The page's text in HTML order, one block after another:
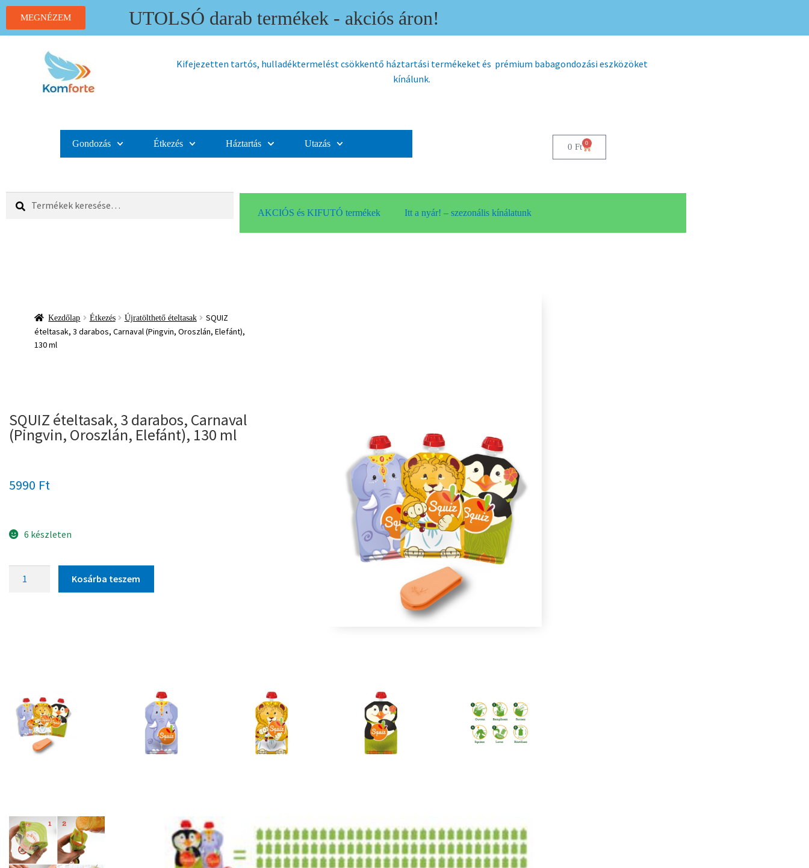
MEGNÉZEM UTOLSÓ darab termékek - akciós áron!
Kifejezetten tartós, hulladéktermelést csökkentő háztartási termékeket és prémium babagondozási eszközöket
kínálunk.
Gondozás Étkezés Háztartás Utazás 0 Ft 0
Keresés
AKCIÓS és KIFUTÓ termékek Itt a nyár! – szezonális kínálatunk
Kezdőlap Étkezés Újratölthető ételtasak
SQUIZ
ételtasak, 3 darabos, Carnaval (Pingvin, Oroszlán, Elefánt),
130 ml
SQUIZ ételtasak, 3 darabos, Carnaval
(Pingvin, Oroszlán, Elefánt), 130 ml
5990 Ft
6 készleten
Kosárba teszem